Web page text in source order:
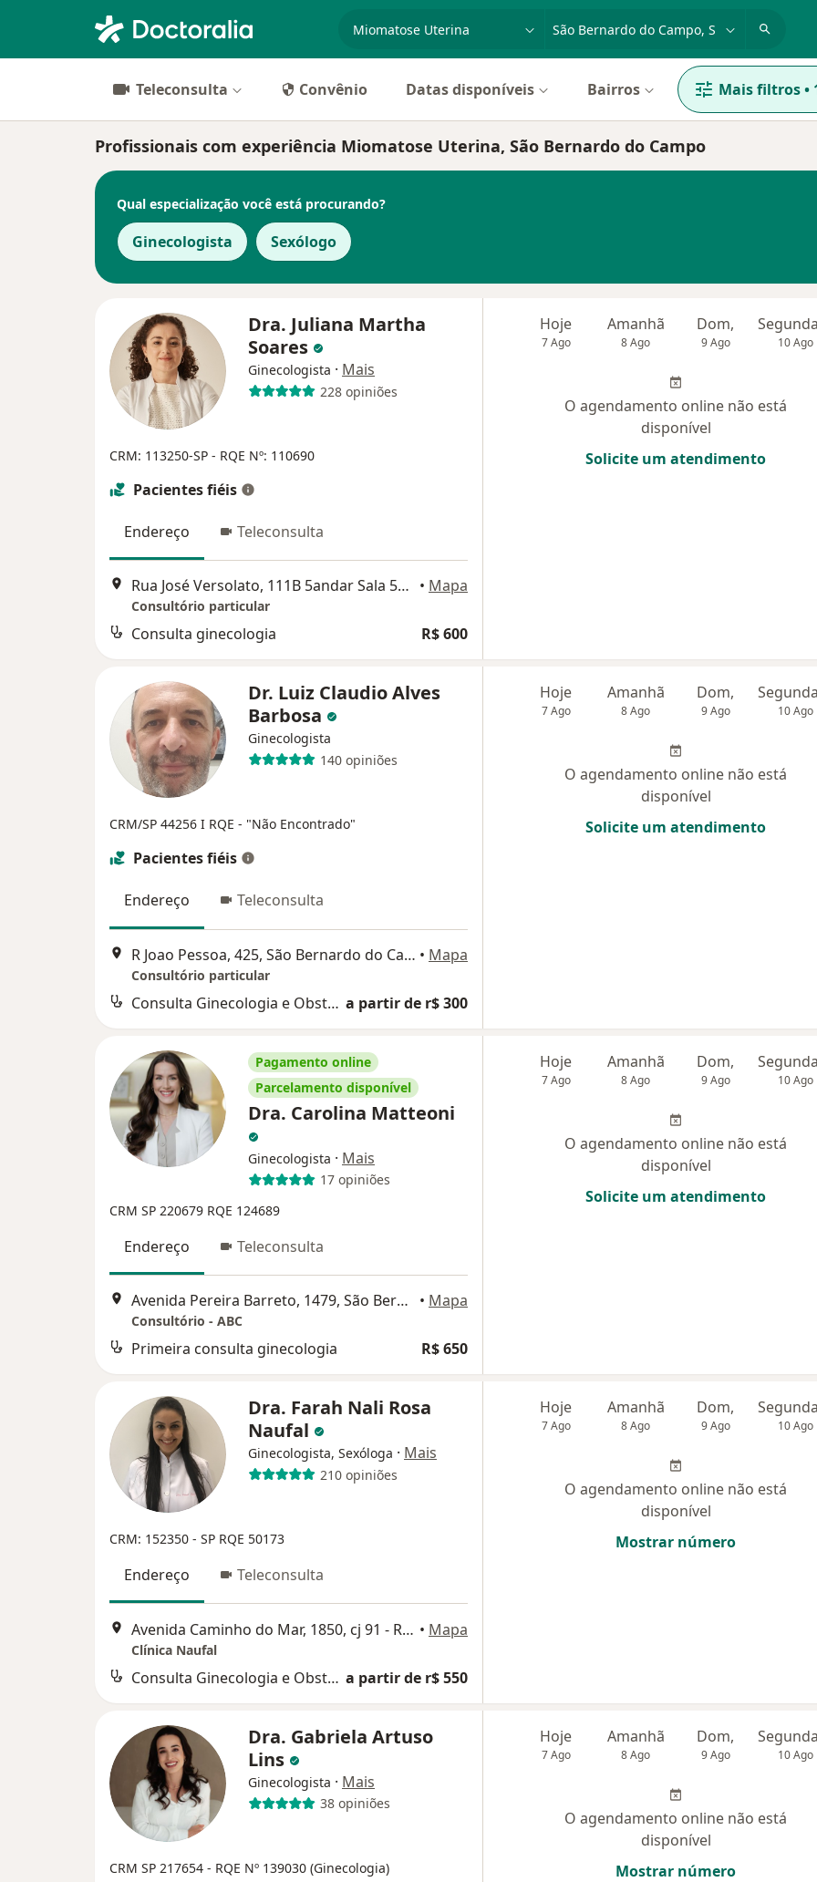
Teleconsulta Convênio Datas disponíveis Bairros Mais filtros•
Profissionais com experiência Miomatose Uterina, São Bernardo do Campo
Qual especialização você está procurando?
Ginecologista Sexólogo
Dra. Juliana Martha
Soares
Ginecologista · Mais
228 opiniões
CRM: 113250-SP - RQE Nº: 110690
Pacientes fiéis
Endereço Teleconsulta
Rua José Versolato, 111B 5andar Sala 509 Centro SBC, São Bernardo do Campo • Mapa
Consultório particular
Consulta ginecologia R$ 600
Hoje
7 Ago
Amanhã
8 Ago
Dom,
9 Ago 10 Ago
O agendamento online não está
disponível
Solicite um atendimento
Dr. Luiz Claudio Alves
Barbosa
Ginecologista
140 opiniões
CRM/SP 44256 I RQE - "Não Encontrado"
Pacientes fiéis
Endereço Teleconsulta
R Joao Pessoa, 425, São Bernardo do Campo • Mapa
Consultório particular
Consulta Ginecologia e Obstetrícia a partir de r$ 300
Hoje
7 Ago
Amanhã
8 Ago
Dom,
9 Ago 10 Ago
O agendamento online não está
disponível
Solicite um atendimento
Pagamento online
Parcelamento disponível
Dra. Carolina Matteoni
Ginecologista · Mais
17 opiniões
CRM SP 220679 RQE 124689
Endereço Teleconsulta
Avenida Pereira Barreto, 1479, São Bernardo do Campo • Mapa
Consultório - ABC
Primeira consulta ginecologia R$ 650
Hoje
7 Ago
Amanhã
8 Ago
Dom,
9 Ago 10 Ago
O agendamento online não está
disponível
Solicite um atendimento
Dra. Farah Nali Rosa
Naufal
Ginecologista, Sexóloga · Mais
210 opiniões
CRM: 152350 - SP RQE 50173
Endereço Teleconsulta
Avenida Caminho do Mar, 1850, cj 91 - Rudge Ramos, São Bernardo do Campo • Mapa
Clínica Naufal
Consulta Ginecologia e Obstetrícia a partir de r$ 550
Hoje
7 Ago
Amanhã
8 Ago
Dom,
9 Ago 10 Ago
O agendamento online não está
disponível
Mostrar número
Dra. Gabriela Artuso
Lins
Ginecologista · Mais
38 opiniões
CRM SP 217654 - RQE Nº 139030 (Ginecologia)
Hoje
7 Ago
Amanhã
8 Ago
Dom,
9 Ago 10 Ago
O agendamento online não está
disponível
Mostrar número